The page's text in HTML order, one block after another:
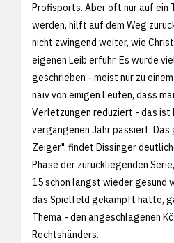
Profisports. Aber oft nur auf ein
werden, hilft auf dem Weg
nicht zwingend weiter, wie
eigenen Leib erfuhr. Es wurde
geschrieben - meist nur zu
naiv von einigen Leuten, dass
Verletzungen reduziert - das ist
vergangenen Jahr passiert. Das
Zeiger", findet Dissinger
Phase der zurückliegenden
15 schon längst wieder gesund
das Spielfeld gekämpft hatte,
Thema - den angeschlagenen
Rechtshänders.